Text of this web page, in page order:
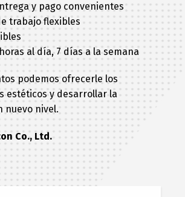
y pago convenientes
trabajo flexibles
al día, 7 días a la semana
podemos ofrecerle los
estéticos y desarrollar la
nuevo nivel.
Co., Ltd.